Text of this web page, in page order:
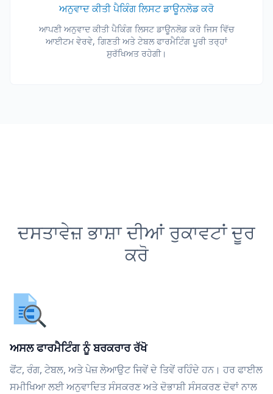
ਅਨੁਵਾਦ ਕੀਤੀ ਪੈਕਿੰਗ ਲਿਸਟ ਡਾਊਨਲੋਡ ਕਰੋ
ਆਪਣੀ ਅਨੁਵਾਦ ਕੀਤੀ ਪੈਕਿੰਗ ਲਿਸਟ ਡਾਊਨਲੋਡ ਕਰੋ ਜਿਸ ਵਿੱਚ
ਆਈਟਮ ਵੇਰਵੇ, ਗਿਣਤੀ ਅਤੇ ਟੇਬਲ ਫਾਰਮੈਟਿੰਗ ਪੂਰੀ ਤਰ੍ਹਾਂ
ਸੁਰੱਖਿਅਤ ਰਹੇਗੀ।
ਦਸਤਾਵੇਜ਼ ਭਾਸ਼ਾ ਦੀਆਂ ਰੁਕਾਵਟਾਂ ਦੂਰ
ਕਰੋ
ਅਸਲ ਫਾਰਮੈਟਿੰਗ ਨੂੰ ਬਰਕਰਾਰ ਰੱਖੋ
ਫੋਂਟ, ਰੰਗ, ਟੇਬਲ, ਅਤੇ ਪੇਜ਼ ਲੇਆਉਟ ਜਿਵੇਂ ਦੇ ਤਿਵੇਂ ਰਹਿੰਦੇ ਹਨ। ਹਰ ਫਾਈਲ
ਸਮੀਖਿਆ ਲਈ ਅਨੁਵਾਦਿਤ ਸੰਸਕਰਣ ਅਤੇ ਦੋਭਾਸ਼ੀ ਸੰਸਕਰਣ ਦੋਵਾਂ ਨਾਲ